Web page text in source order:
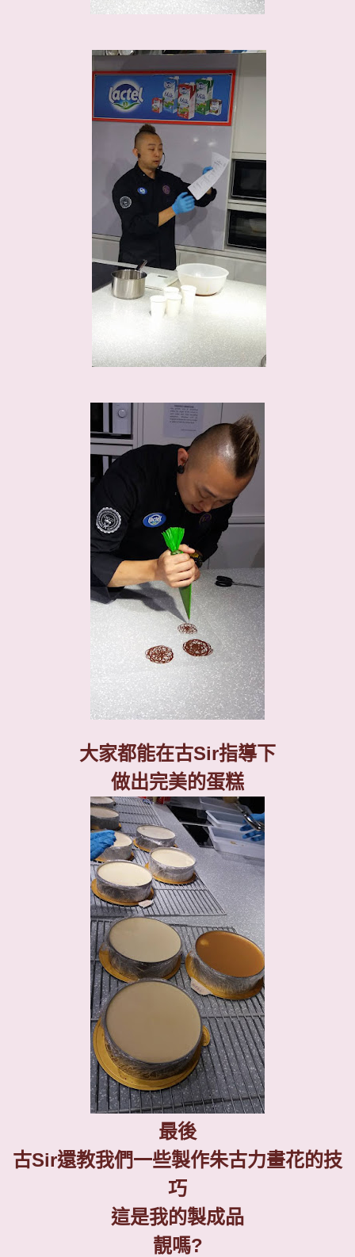
大家都能在古Sir指導下
做出完美的蛋糕
最後
古Sir還教我們一些製作朱古力畫花的技
巧
這是我的製成品
靚嗎?